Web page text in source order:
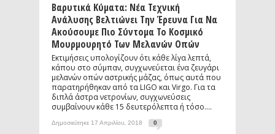
Βαρυτικά Κύματα: Νέα Τεχνική
Ανάλυσης Βελτιώνει Την Έρευνα Για Να
Ακούσουμε Πιο Σύντομα Το Κοσμικό
Μουρμουρητό Των Μελανών Οπών
Εκτιμήσεις υπολογίζουν ότι κάθε λίγα λεπτά,
κάπου στο σύμπαν, συγχωνεύεται ένα ζευγάρι
μελανών οπών αστρικής μάζας, όπως αυτά που
παρατηρήθηκαν από τα LIGO και Virgo. Για τα
διπλά άστρα νετρονίων, συγχωνεύσεις
συμβαίνουν κάθε 15 δευτερόλεπτα ή τόσο....
Δημοσιεύτηκε 17 Απριλίου, 2018 0